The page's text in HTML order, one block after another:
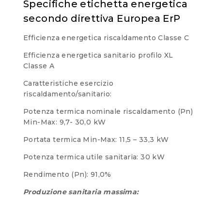
Specifiche etichetta energetica
secondo direttiva Europea ErP
Efficienza energetica riscaldamento Classe C
Efficienza energetica sanitario profilo XL
Classe A
Caratteristiche esercizio
riscaldamento/sanitario:
Potenza termica nominale riscaldamento (Pn)
Min-Max: 9,7- 30,0 kW
Portata termica Min-Max: 11,5 – 33,3 kW
Potenza termica utile sanitaria: 30 kW
Rendimento (Pn): 91,0%
Produzione sanitaria massima: